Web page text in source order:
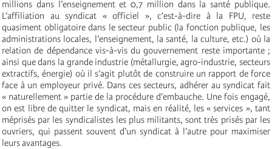
millions dans l’enseignement et 0,7 million dans la santé publique.
L’affiliation au syndicat « officiel », c’est-à-dire à la FPU, reste
quasiment obligatoire dans le secteur public (la fonction publique, les
administrations locales, l’enseignement, la santé, la culture, etc.) où la
relation de dépendance vis-à-vis du gouvernement reste importante ;
ainsi que dans la grande industrie (métallurgie, agro-industrie, secteurs
extractifs, énergie) où il s’agit plutôt de construire un rapport de force
face à un employeur privé. Dans ces secteurs, adhérer au syndicat fait
« naturellement » partie de la procédure d’embauche. Une fois engagé,
on est libre de quitter le syndicat, mais en réalité, les « services », tant
méprisés par les syndicalistes les plus militants, sont très prisés par les
ouvriers, qui passent souvent d’un syndicat à l’autre pour maximiser
leurs avantages.